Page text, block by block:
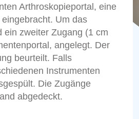
Arthroskopieportal, eine
Um das
ein zweiter Zugang (1 cm
angelegt. Der
beurteilt. Falls
Instrumenten
Die Zugänge
abgedeckt.